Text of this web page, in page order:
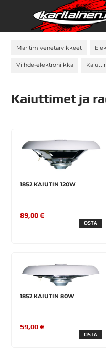
Maritim venetarvikkeet
Viihde-elektroniikka
Kaiuttimet ja
1852 KAIUTIN 120W
89,00 €
OSTA
1852 KAIUTIN 80W
59,00 €
OSTA